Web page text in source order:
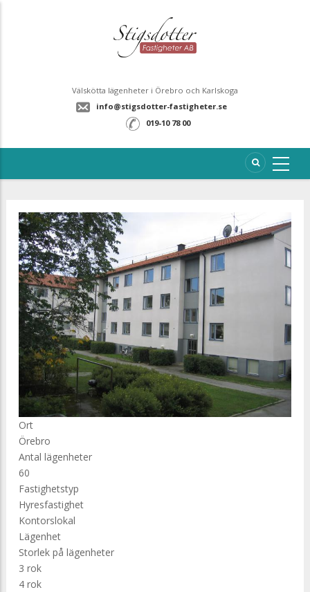
Välskötta lägenheter i Örebro och Karlskoga
info@stigsdotter-fastigheter.se
019-10 78 00
Ort
Örebro
Antal lägenheter
60
Fastighetstyp
Hyresfastighet
Kontorslokal
Lägenhet
Storlek på lägenheter
3 rok
4 rok